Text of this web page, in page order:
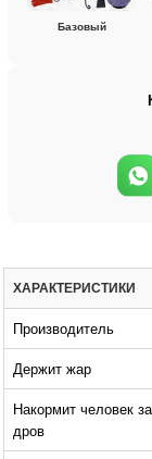
Базовый
ХАРАКТЕРИСТИКИ
Производитель
Держит жар
Накормит человек
дров